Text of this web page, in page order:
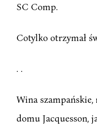
SC Comp.
Cotylko otrzymał
Wina
domu Jacquesson,